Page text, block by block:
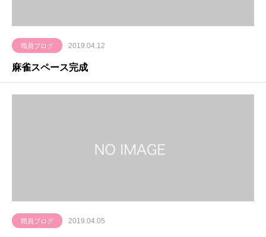
職員ブログ 2019.04.12
麻雀スペース完成
職員ブログ 2019.04.05